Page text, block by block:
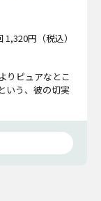
1,320円（税込）
りピュアなとこ
いう、彼の切実